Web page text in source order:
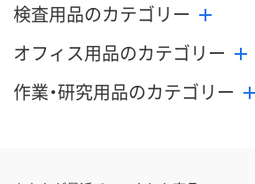
検査用品のカテゴリー
オフィス用品のカテゴリー
作業・研究用品のカテゴリー